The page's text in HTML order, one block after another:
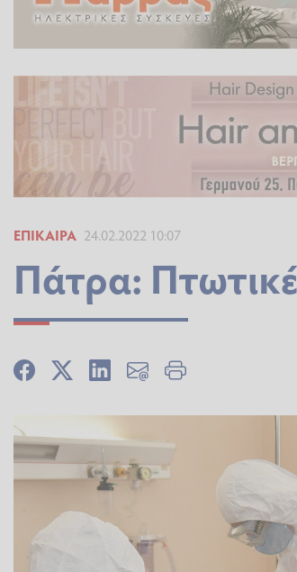
ΕΠΊΚΑΙΡΑ 24.02.2022 10:07
Πάτρα: